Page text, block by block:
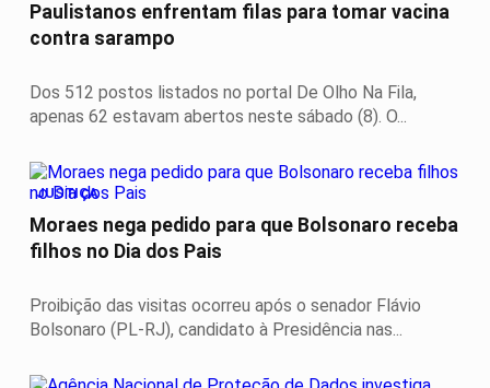
Paulistanos enfrentam filas para tomar vacina
contra sarampo
Dos 512 postos listados no portal De Olho Na Fila,
apenas 62 estavam abertos neste sábado (8). O...
JUSTIÇA
Moraes nega pedido para que Bolsonaro receba
filhos no Dia dos Pais
Proibição das visitas ocorreu após o senador Flávio
Bolsonaro (PL-RJ), candidato à Presidência nas...